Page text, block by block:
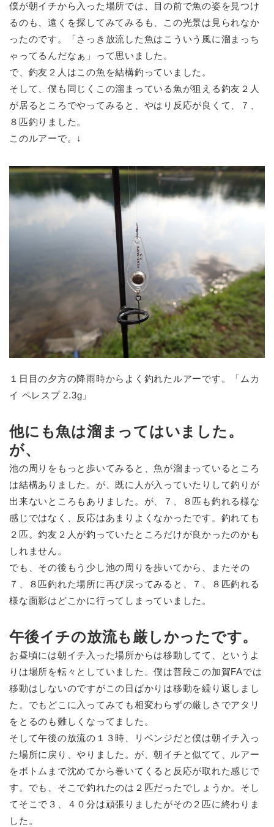
僕が朝イチから入った場所では、目の前で魚の姿を見つけ
るのも、遠くを探してみてみるも、この光景は見られなか
ったのです。「さっき放流した魚はこういう風に溜まっち
ゃってるんだなぁ」って思いました。
で、釣友２人はこの魚を結構釣っていました。
そして、僕も同じくこの溜まっている魚が狙える釣友２人
が居るところでやってみると、やはり反応が良くて、７、
８匹釣りました。
このルアーで。↓
１日目の夕方の降雨時からよく釣れたルアーです。「ムカ
イ ペレスプ 2.3g」
他にも魚は溜まってはいました。
が、
池の周りをもっと歩いてみると、魚が溜まっているところ
は結構ありました。が、既に人が入っていたりして釣りが
出来ないところもありました。が、７、８匹も釣れる様な
感じではなく、反応はあまりよくなかったです。釣れても
２匹。釣友２人が釣っていたところだけが良かったのかも
しれません。
でも、その後もう少し池の周りを歩いてから、またその
７、８匹釣れた場所に再び戻ってみると、７、８匹釣れる
様な面影はどこかに行ってしまっていました。
午後イチの放流も厳しかったです。
お昼頃には朝イチ入った場所からは移動してて、というよ
りは場所を転々としていました。僕は普段この加賀FAでは
移動はしないのですがこの日ばかりは移動を繰り返しまし
た。でもどこに入ってみても相変わらずの厳しさでアタリ
をとるのも難しくなってました。
そして午後の放流の１３時、リベンジだと僕は朝イチ入っ
た場所に戻り、やりました。が、朝イチと似てて、ルアー
をボトムまで沈めてから巻いてくると反応が取れた感じで
す。でも、そこで釣れたのは２匹だったでしょうか。そし
てそこで３、４０分は頑張りましたがその２匹に終わりま
した。